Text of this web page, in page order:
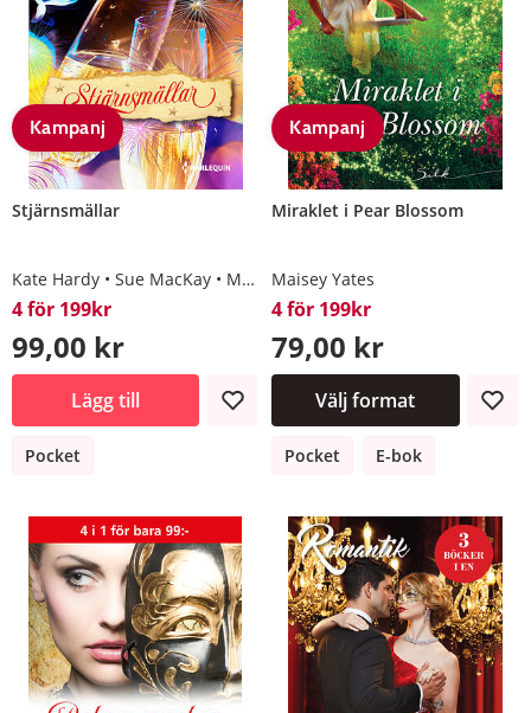
Kampanj
Stjärnsmällar
Kate Hardy Sue MacKay Maisey Yates Rachael Thomas
4 för 199kr
99,00 kr
Lägg till
Pocket
Kampanj
Miraklet i Pear Blossom
Maisey Yates
4 för 199kr
79,00 kr
Välj format
Pocket E-bok